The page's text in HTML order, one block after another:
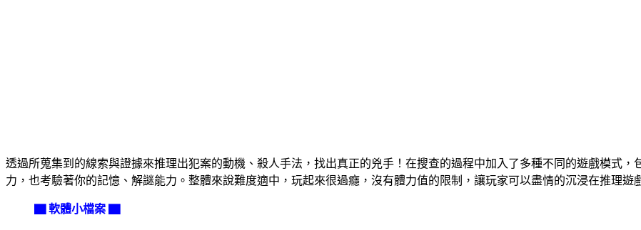
透過所蒐集到的線索與證據來推理出犯案的動機、殺人手法，找出真正的兇手！在搜查的過程中加入了多種不同的遊戲模式
力，也考驗著你的記憶、解謎能力。整體來說難度適中，玩起來很過癮，沒有體力值的限制，讓玩家可以盡情的沉浸在推理遊
▇ 軟體小檔案 ▇